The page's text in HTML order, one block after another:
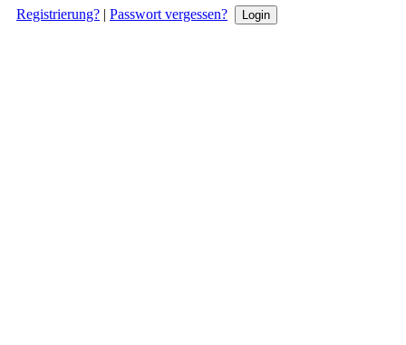
Registrierung? | Passwort vergessen?